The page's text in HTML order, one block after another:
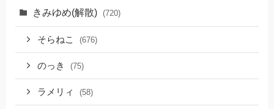
きみゆめ(解散) (720)
そらねこ (676)
のっき (75)
ラメリィ (58)